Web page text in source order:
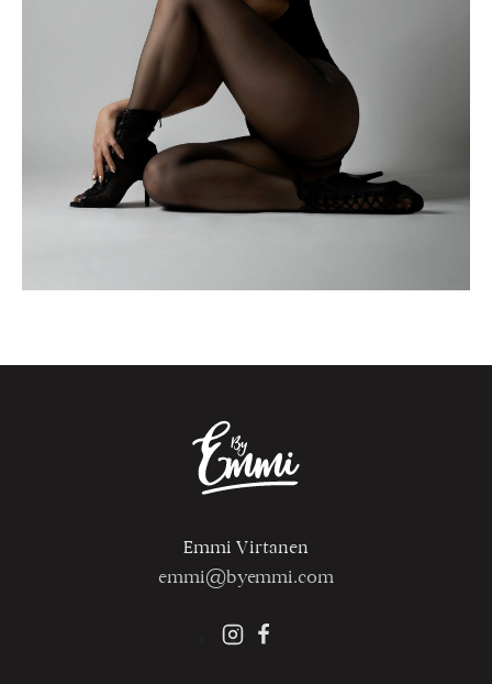
Emmi Virtanen
emmi@byemmi.com